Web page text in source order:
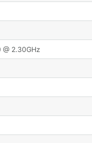
@ 2.30GHz